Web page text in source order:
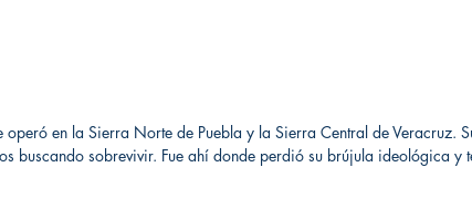
en la Sierra Norte de Puebla y la Sierra Central de Veracruz.
buscando sobrevivir. Fue ahí donde perdió su brújula ideológica